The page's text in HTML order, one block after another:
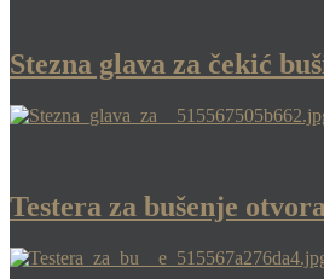
Stezna glava za čekić
Testera za bušenje